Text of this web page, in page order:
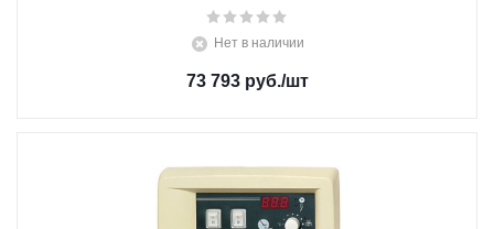
Нет в наличии
73 793 руб./шт